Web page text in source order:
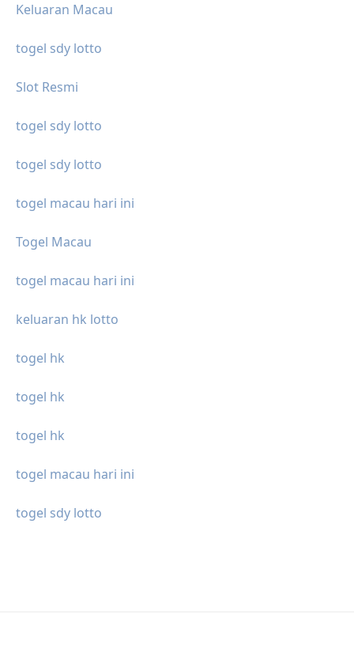
Keluaran Macau
togel sdy lotto
Slot Resmi
togel sdy lotto
togel sdy lotto
togel macau hari ini
Togel Macau
togel macau hari ini
keluaran hk lotto
togel hk
togel hk
togel hk
togel macau hari ini
togel sdy lotto